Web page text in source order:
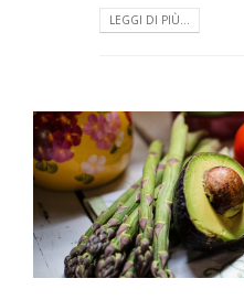
LEGGI DI PIÙ...